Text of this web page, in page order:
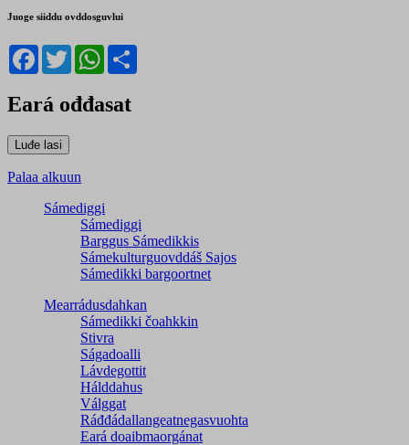
Juoge siiddu ovddosguvlui
Facebook
TwitterWhatsApp
Eará ođđasat
Palaa alkuun
Sámediggi
Sámediggi
Barggus Sámedikkis
Sámekulturguovddáš Sajos
Sámedikki bargoortnet
Mearrádusdahkan
Sámedikki čoahkkin
Stivra
Ságadoalli
Lávdegottit
Hálddahus
Válggat
Ráđđádallangeatnegas­vuohta
Eará doaibmaorgánat